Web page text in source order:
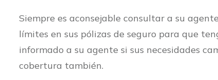
Siempre es aconsejable consultar a su
límites en sus pólizas de seguro para que
informado a su agente si sus necesidades
cobertura también.